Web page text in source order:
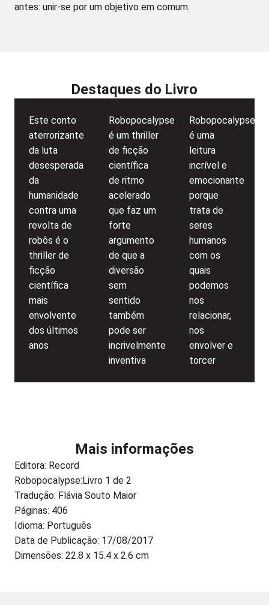
antes: unir-se por um objetivo em comum.
Destaques do Livro
Este conto
aterrorizante
da luta
desesperada
da
humanidade
contra uma
revolta de
robôs é o
thriller de
ficção
científica
mais
envolvente
dos últimos
anos
Robopocalypse
é um thriller
de ficção
científica
de ritmo
acelerado
que faz um
forte
argumento
de que a
diversão
sem
sentido
também
pode ser
incrivelmente
inventiva
Robopocalypse
é uma
leitura
incrível e
emocionante
porque
trata de
seres
humanos
com os
quais
podemos
nos
relacionar,
nos
envolver e
torcer
Mais informações
Editora: Record
Robopocalypse: Livro 1 de 2
Tradução: Flávia Souto Maior
Páginas: 406
Idioma: Português
Data de Publicação: 17/08/2017
Dimensões: 22.8 x 15.4 x 2.6 cm